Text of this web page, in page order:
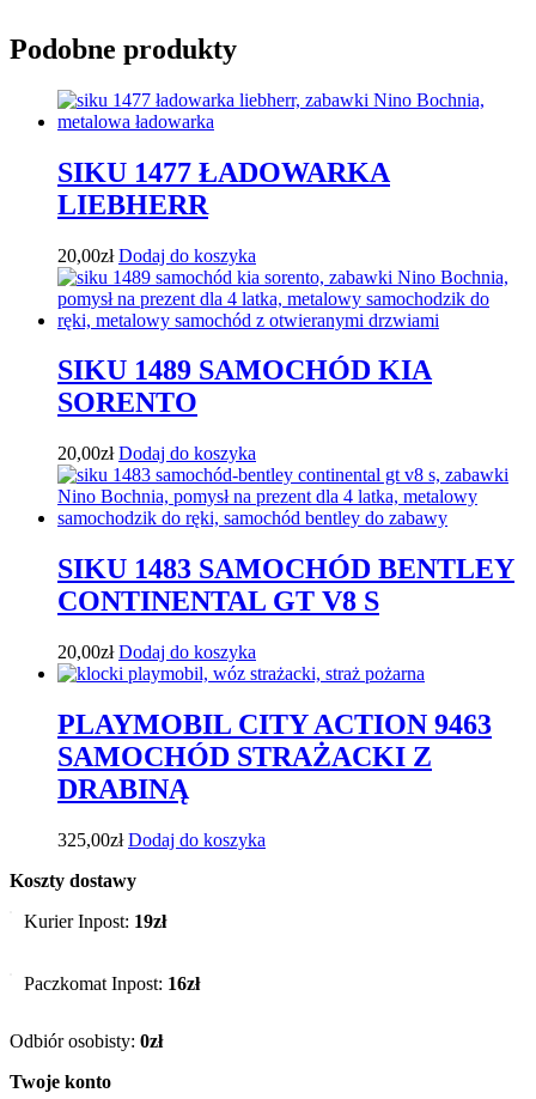
Podobne produkty
SIKU 1477 ŁADOWARKA
LIEBHERR
20,00zł Dodaj do koszyka
SIKU 1489 SAMOCHÓD KIA
SORENTO
20,00zł Dodaj do koszyka
SIKU 1483 SAMOCHÓD BENTLEY
CONTINENTAL GT V8 S
20,00zł Dodaj do koszyka
PLAYMOBIL CITY ACTION 9463
SAMOCHÓD STRAŻACKI Z
DRABINĄ
325,00zł Dodaj do koszyka
Koszty dostawy
Kurier Inpost: 19zł
Paczkomat Inpost: 16zł
Odbiór osobisty: 0zł
Twoje konto